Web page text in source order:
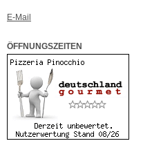
E-Mail
ÖFFNUNGSZEITEN